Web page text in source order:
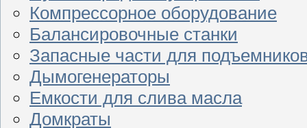
Компрессорное оборудование
Балансировочные станки
Запасные части для
Дымогенераторы
Емкости для слива масла
Домкраты